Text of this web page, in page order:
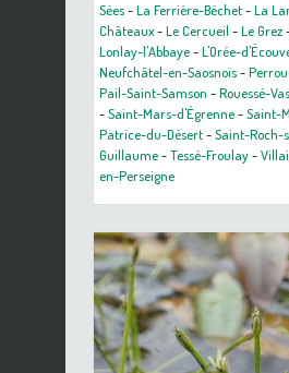
Sées-La Ferrière-Béchet-La
Châteaux-Le Cercueil -Le Grez
Lonlay-l'Abbaye-L'Orée-
Neufchâtel-en-Saosnois-Perrou
Pail-Saint-Samson -Rouessé-
-Saint-Mars-d'Égrenne-Saint-
Patrice-du-Désert-Saint-Roch-
Guillaume-Tessé-Froulay-
en-Perseigne